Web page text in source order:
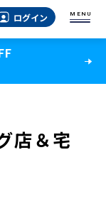
ログイン MENU
店＆宅